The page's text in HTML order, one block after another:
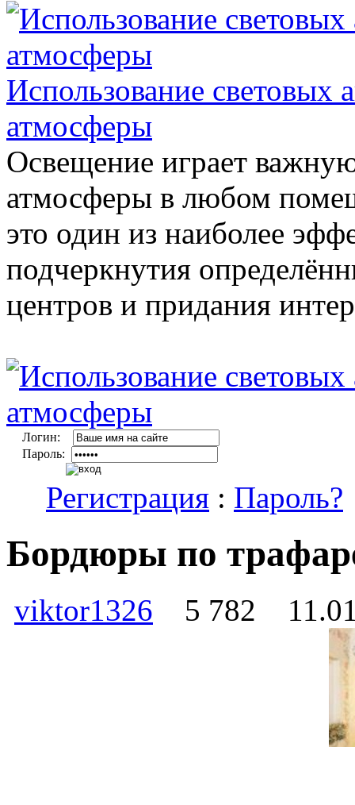
Использование световых
атмосферы
Освещение играет
атмосферы в любом
это один из наиболее
подчеркнутия
центров и придания
Логин:
Пароль:
Регистрация : Пароль?
Бордюры по
viktor1326 5 782